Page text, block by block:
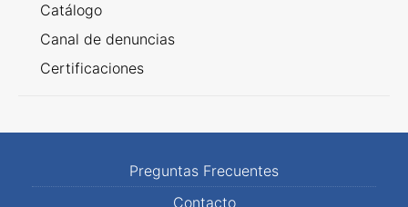
Catálogo
Canal de denuncias
Certificaciones
Preguntas Frecuentes
Contacto